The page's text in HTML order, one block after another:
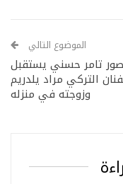
الموضوع التالي
صور تامر حسني يستقبل
التركي مراد يلدريم
وزوجته في منزله